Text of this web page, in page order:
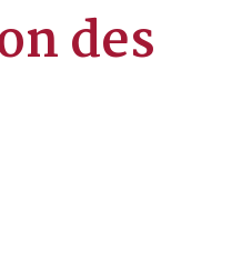
des